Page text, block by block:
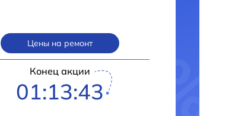
Цены на ремонт
Конец акции
01:13:42